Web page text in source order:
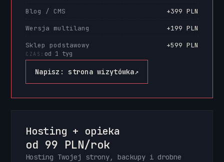
Blog / CMS
+399 PLN
Wersja multilang
+199 PLN
Sklep podstawowy
+599 PLN
CZAS: od 1 tyg
Napisz: strona wizytówka↗
Hosting + opieka
od 99 PLN/rok
Hosting Twojej strony, backupy i drobne